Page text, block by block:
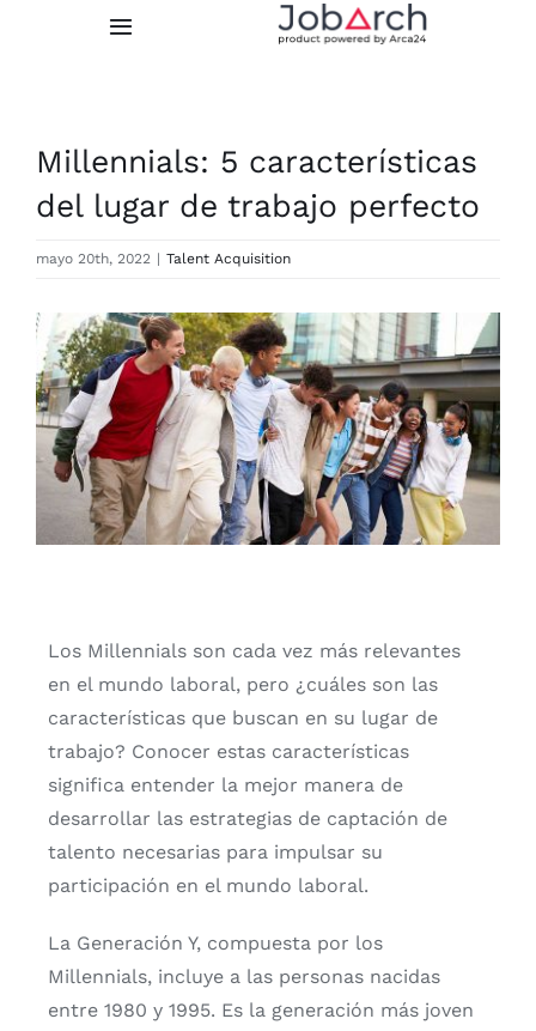
Toggle
Integraciones
Quiénes somos
PRUEBA GRATUITA
LOGIN
Español
Millennials: 5 características
del lugar de trabajo perfecto
mayo 20th, 2022 | Talent Acquisition
View
Larger
Image
Los Millennials son cada vez más relevantes
en el mundo laboral, pero ¿cuáles son las
características que buscan en su lugar de
trabajo? Conocer estas características
significa entender la mejor manera de
desarrollar las estrategias de captación de
talento necesarias para impulsar su
participación en el mundo laboral.
La Generación Y, compuesta por los
Millennials, incluye a las personas nacidas
entre 1980 y 1995. Es la generación más joven